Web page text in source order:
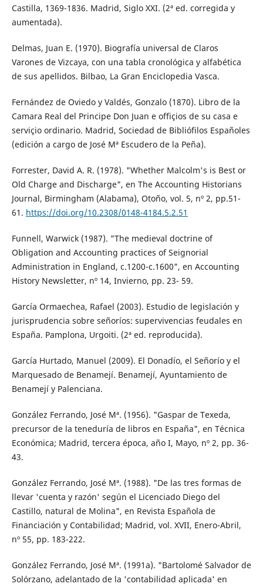
Castilla, 1369-1836. Madrid, Siglo XXI. (2ª ed. corregida y
aumentada).
Delmas, Juan E. (1970). Biografía universal de Claros
Varones de Vizcaya, con una tabla cronológica y alfabética
de sus apellidos. Bilbao, La Gran Enciclopedia Vasca.
Fernández de Oviedo y Valdés, Gonzalo (1870). Libro de la
Camara Real del Principe Don Juan e offiçios de su casa e
serviçio ordinario. Madrid, Sociedad de Bibliófilos Españoles
(edición a cargo de José Mª Escudero de la Peña).
Forrester, David A. R. (1978). "Whether Malcolm's is Best or
Old Charge and Discharge", en The Accounting Historians
Journal, Birmingham (Alabama), Otoño, vol. 5, nº 2, pp.51-
61. https://doi.org/10.2308/0148-4184.5.2.51
Funnell, Warwick (1987). "The medieval doctrine of
Obligation and Accounting practices of Seignorial
Administration in England, c.1200-c.1600", en Accounting
History Newsletter, nº 14, Invierno, pp. 23- 59.
García Ormaechea, Rafael (2003). Estudio de legislación y
jurisprudencia sobre señoríos: supervivencias feudales en
España. Pamplona, Urgoiti. (2ª ed. reproducida).
García Hurtado, Manuel (2009). El Donadío, el Señorío y el
Marquesado de Benamejí. Benamejí, Ayuntamiento de
Benamejí y Palenciana.
González Ferrando, José Mª. (1956). "Gaspar de Texeda,
precursor de la teneduría de libros en España", en Técnica
Económica; Madrid, tercera época, año I, Mayo, nº 2, pp. 36-
43.
González Ferrando, José Mª. (1988). "De las tres formas de
llevar 'cuenta y razón' según el Licenciado Diego del
Castillo, natural de Molina", en Revista Española de
Financiación y Contabilidad; Madrid, vol. XVII, Enero-Abril,
nº 55, pp. 183-222.
González Ferrando, José Mª. (1991a). "Bartolomé Salvador de
Solórzano, adelantado de la 'contabilidad aplicada' en